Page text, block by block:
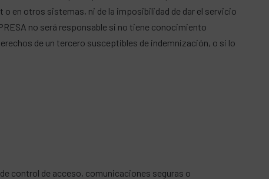
en otros sistemas, ni de la imposibilidad de dar el servicio
no será responsable si no tiene conocimiento
de un tercero susceptibles de indemnización, o si lo
control de acceso, comunicaciones seguras o